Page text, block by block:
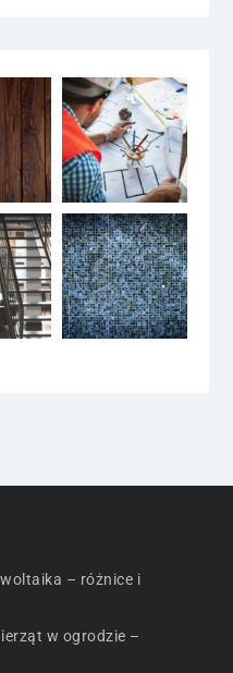
– różnice i
w ogrodzie –